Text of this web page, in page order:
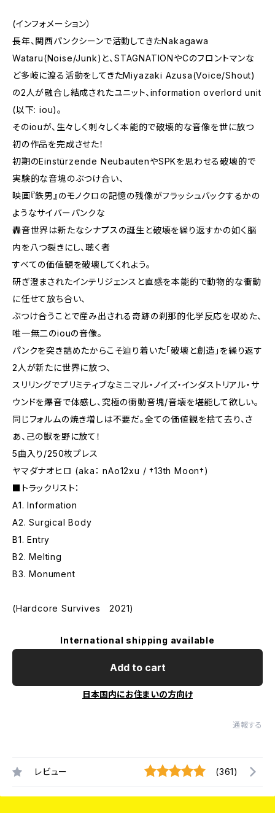
(インフォメーション）
長年、関西パンクシーンで活動してきたNakagawa
Wataru(Noise/Junk)と、STAGNATIONやCのフロントマンな
ど多岐に渡る活動をしてきたMiyazaki Azusa(Voice/Shout)
の2人が融合し結成されたユニット、information overlord unit
(以下: iou)。
そのiouが、生々しく刺々しく本能的で破壊的な音像を世に放つ
初の作品を完成させた！
初期のEinstürzende NeubautenやSPKを思わせる破壊的で
実験的な音塊のぶつけ合い、
映画『鉄男』のモノクロの記憶の残像がフラッシュバックするかの
ようなサイバーパンクな
轟音世界は新たなシナプスの誕生と破壊を繰り返すかの如く脳
内を八つ裂きにし、聴く者
すべての価値観を破壊してくれよう。
研ぎ澄まされたインテリジェンスと直感を本能的で動物的な衝動
に任せて放ち合い、
ぶつけ合うことで産み出される奇跡の刹那的化学反応を収めた、
唯一無二のiouの音像。
パンクを突き詰めたからこそ辿り着いた「破壊と創造」を繰り返す
2人が新たに世界に放つ、
スリリングでプリミティブなミニマル・ノイズ・インダストリアル・サ
ウンドを爆音で体感し、究極の衝動音塊/音壊を堪能して欲しい。
同じフォルムの焼き増しは不要だ。全ての価値観を捨て去り、さ
あ、己の獣を野に放て！
5曲入り/250枚プレス
ヤマダナオヒロ (aka： nAo12xu / †13th Moon†)
■トラックリスト：
A1. Information
A2. Surgical Body
B1. Entry
B2. Melting
B3. Monument
(Hardcore Survives 2021)
International shipping available
Add to cart
日本国内にお住まいの方向け
通報する
レビュー (361)